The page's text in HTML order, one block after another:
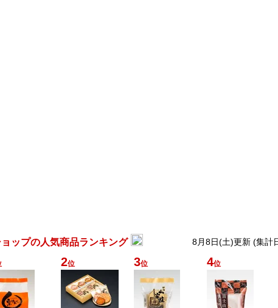
ップの人気商品ランキング 8月8日(土)更新 (集計
2位 3位 4位